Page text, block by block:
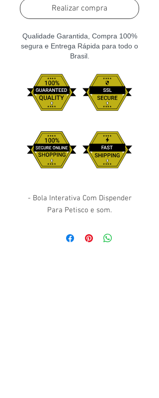
Realizar compra
Qualidade Garantida, Compra 100%
segura e Entrega Rápida para todo o
Brasil.
- Bola Interativa Com Dispender
Para Petisco e som.